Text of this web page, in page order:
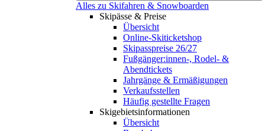
Alles zu Skifahren & Snowboarden
Skipässe & Preise
Übersicht
Online-Skiticketshop
Skipasspreise 26/27
Fußgänger:innen-, Rodel- &
Abendtickets
Jahrgänge & Ermäßigungen
Verkaufsstellen
Häufig gestellte Fragen
Skigebiets­informationen
Übersicht